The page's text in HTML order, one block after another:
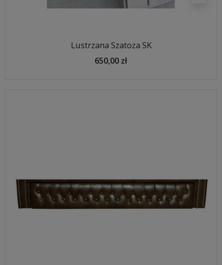
Lustrzana Szatoza SK
650,00 zł